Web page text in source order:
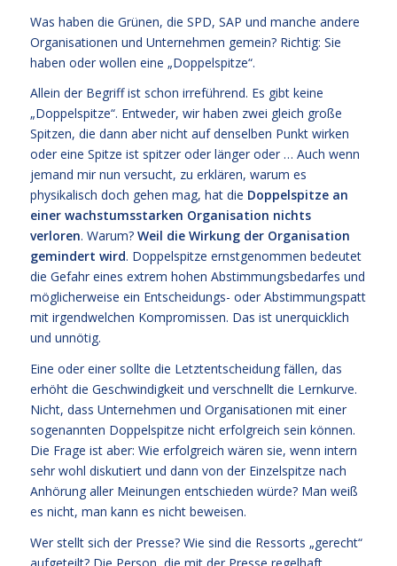
Was haben die Grünen, die SPD, SAP und manche andere
Organisationen und Unternehmen gemein? Richtig: Sie
haben oder wollen eine „Doppelspitze“.
Allein der Begriff ist schon irreführend. Es gibt keine
„Doppelspitze“. Entweder, wir haben zwei gleich große
Spitzen, die dann aber nicht auf denselben Punkt wirken
oder eine Spitze ist spitzer oder länger oder … Auch wenn
jemand mir nun versucht, zu erklären, warum es
physikalisch doch gehen mag, hat die Doppelspitze an
einer wachstumsstarken Organisation nichts
verloren. Warum? Weil die Wirkung der Organisation
gemindert wird. Doppelspitze ernstgenommen bedeutet
die Gefahr eines extrem hohen Abstimmungsbedarfes und
möglicherweise ein Entscheidungs- oder Abstimmungspatt
mit irgendwelchen Kompromissen. Das ist unerquicklich
und unnötig.
Eine oder einer sollte die Letztentscheidung fällen, das
erhöht die Geschwindigkeit und verschnellt die Lernkurve.
Nicht, dass Unternehmen und Organisationen mit einer
sogenannten Doppelspitze nicht erfolgreich sein können.
Die Frage ist aber: Wie erfolgreich wären sie, wenn intern
sehr wohl diskutiert und dann von der Einzelspitze nach
Anhörung aller Meinungen entschieden würde? Man weiß
es nicht, man kann es nicht beweisen.
Wer stellt sich der Presse? Wie sind die Ressorts „gerecht“